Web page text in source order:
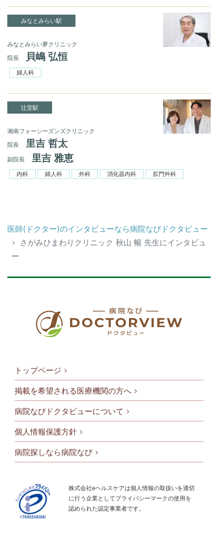
みなとみらい駅
みなとみらい夢クリニック
院長
貝嶋 弘恒
婦人科
辻堂駅
湘南フォーシーズンズクリニック
院長
里吉 哲太
副院長 里吉 雅恵
内科 婦人科 外科 消化器内科 肛門外科
医師(ドクター)のインタビューなら病院なびドクタビュー
さがみひまわりクリニック 秋山 暢 先生にインタビュ
ー
フッタメニ
トップページ
掲載を希望される医療機関の方へ
病院なびドクタビューについて
個人情報保護方針
病院探しなら病院なび
株式会社eヘルスケアは個人情報の取扱いを適切
に行う企業としてプライバシーマークの使用を
認められた認定事業者です。